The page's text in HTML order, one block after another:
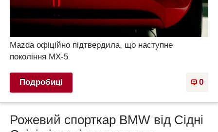
Mazda офіційно підтвердила, що наступне
покоління MX-5
0
Подробиці
Рожевий спорткар BMW від Сідні